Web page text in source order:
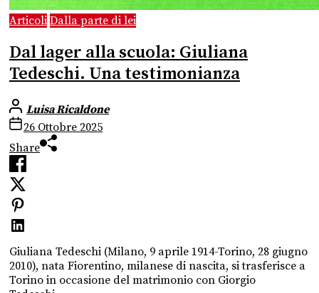
Articoli Dalla parte di lei
Dal lager alla scuola: Giuliana
Tedeschi. Una testimonianza
Luisa Ricaldone
26 Ottobre 2025
Share
Giuliana Tedeschi (Milano, 9 aprile 1914-Torino, 28 giugno
2010), nata Fiorentino, milanese di nascita, si trasferisce a
Torino in occasione del matrimonio con Giorgio